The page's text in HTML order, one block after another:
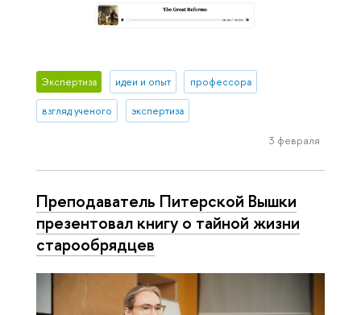
Экспертиза идеи и опыт профессора
взгляд ученого экспертиза
3 февраля
Преподаватель Питерской Вышки
презентовал книгу о тайной жизни
старообрядцев